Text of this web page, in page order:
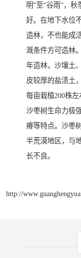
明”至“谷雨”，秋
好。在地下水位
造林，不也能成
溉条件方可造林
年造林，沙壤土
皮较厚的盐渍土
每亩栽植200株左
沙枣树生命力极
瘠等特点。沙枣
半荒漠地区，与
长不良。
http://